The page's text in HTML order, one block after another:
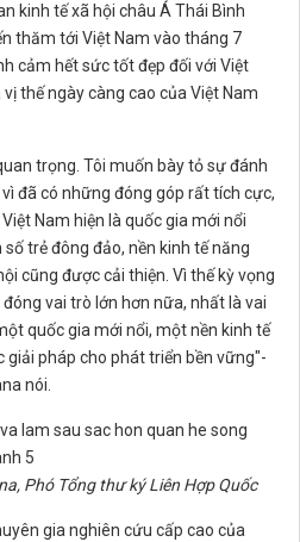
kinh tế xã hội châu Á Thái Bình
thăm tới Việt Nam vào tháng 7
cảm hết sức tốt đẹp đối với Việt
thế ngày càng cao của Việt Nam
trọng. Tôi muốn bày tỏ sự đánh
đã có những đóng góp rất tích cực,
Nam hiện là quốc gia mới nổi
trẻ đông đảo, nền kinh tế năng
cũng được cải thiện. Vì thế kỳ vọng
vai trò lớn hơn nữa, nhất là vai
quốc gia mới nổi, một nền kinh tế
giải pháp cho phát triển bền vững"-
nói.
Phó Tổng thư ký Liên Hợp Quốc
gia nghiên cứu cấp cao của